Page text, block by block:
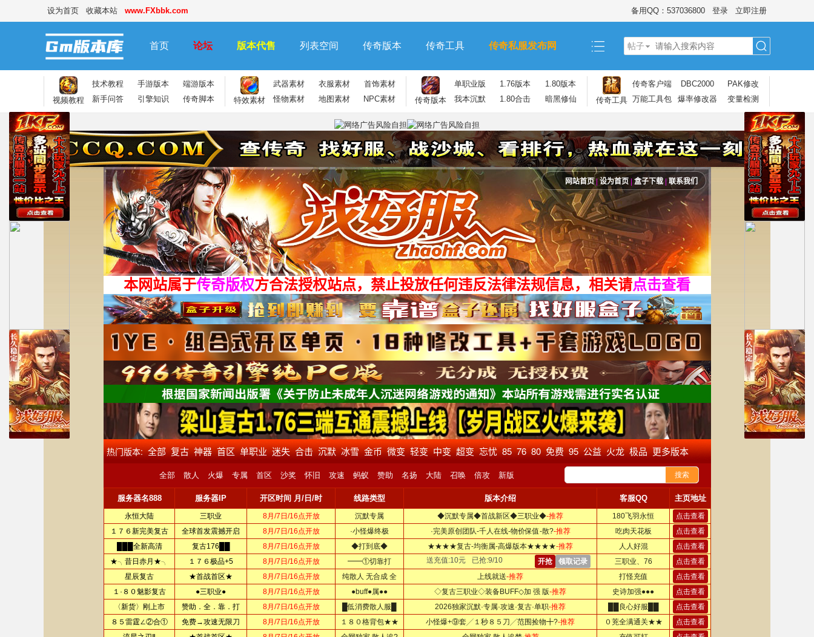
设为首页 收藏本站 www.FXbbk.com 备用QQ：537036800 登录 立即注册
首页 论坛 版本代售 列表空间 传奇版本 传奇工具 传奇私服发布网 帖子
索
视频教程
技术教程 手游版本
端游版本
新手问答
引擎知识 传奇脚本 特效素材
武器素材 衣服素材
首饰素材
怪物素材
地图素材 NPC素材 传奇版本
单职业版 1.76版本
1.80版本
我本沉默
1.80合击 暗黑修仙 传奇工具
传奇客户端 DBC2000
PAK修改
万能工具包
爆率修改器 变量检测